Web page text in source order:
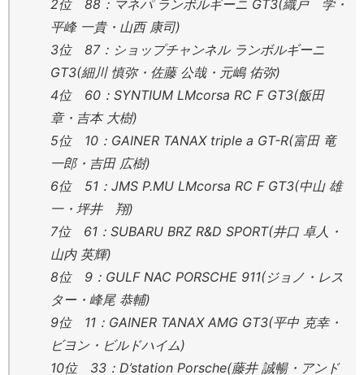
2位 88：マネパ ランボルギーニ GT3(織戸 学・
平峰 一貴・山西 康司)
3位 87：ショップチャンネル ランボルギーニ
GT3(細川 慎弥・佐藤 公哉・元嶋 佑弥)
4位 60：SYNTIUM LMcorsa RC F GT3(飯田
章・吉本 大樹)
5位 10：GAINER TANAX triple a GT-R(富田 竜
一郎・吉田 広樹)
6位 51：JMS P.MU LMcorsa RC F GT3(中山 雄
一・坪井 翔)
7位 61：SUBARU BRZ R&D SPORT(井口 卓人・
山内 英輝)
8位 9：GULF NAC PORSCHE 911(ジョノ・レス
ター・峰尾 恭輔)
9位 11：GAINER TANAX AMG GT3(平中 克幸・
ビヨン・ビルドハイム)
10位 33：D’station Porsche(藤井 誠暢・アンド